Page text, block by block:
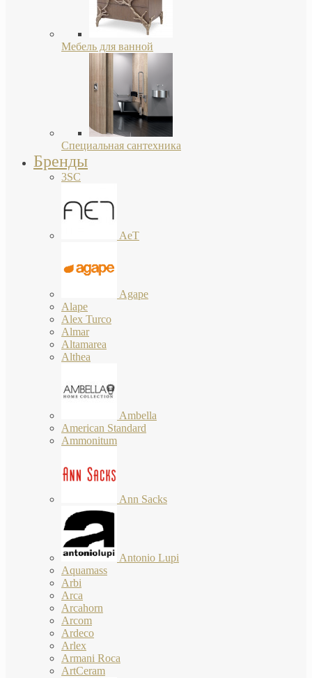
Мебель для ванной
Специальная сантехника
Бренды
3SC
AeT
Agape
Alape
Alex Turco
Almar
Altamarea
Althea
Ambella
American Standard
Ammonitum
Ann Sacks
Antonio Lupi
Aquamass
Arbi
Arca
Arcahorn
Arcom
Ardeco
Arlex
Armani Roca
ArtCeram